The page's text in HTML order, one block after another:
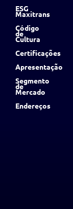
ESG
Maxitrans
Código
de
Cultura
Certificações
Apresentação
Segmento
de
Mercado
Endereços